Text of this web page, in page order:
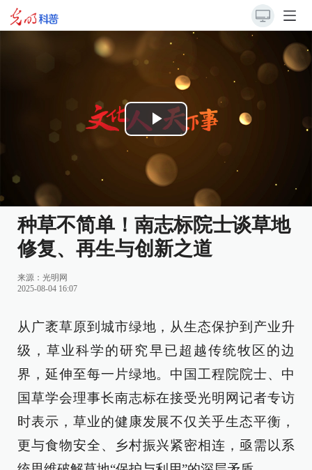
Play
Video
种草不简单！南志标院士谈草地
修复、再生与创新之道
来源： 光明网
2025-08-04 16:07
从广袤草原到城市绿地，从生态保护到产业升
级，草业科学的研究早已超越传统牧区的边
界，延伸至每一片绿地。中国工程院院士、中
国草学会理事长南志标在接受光明网记者专访
时表示，草业的健康发展不仅关乎生态平衡，
更与食物安全、乡村振兴紧密相连，亟需以系